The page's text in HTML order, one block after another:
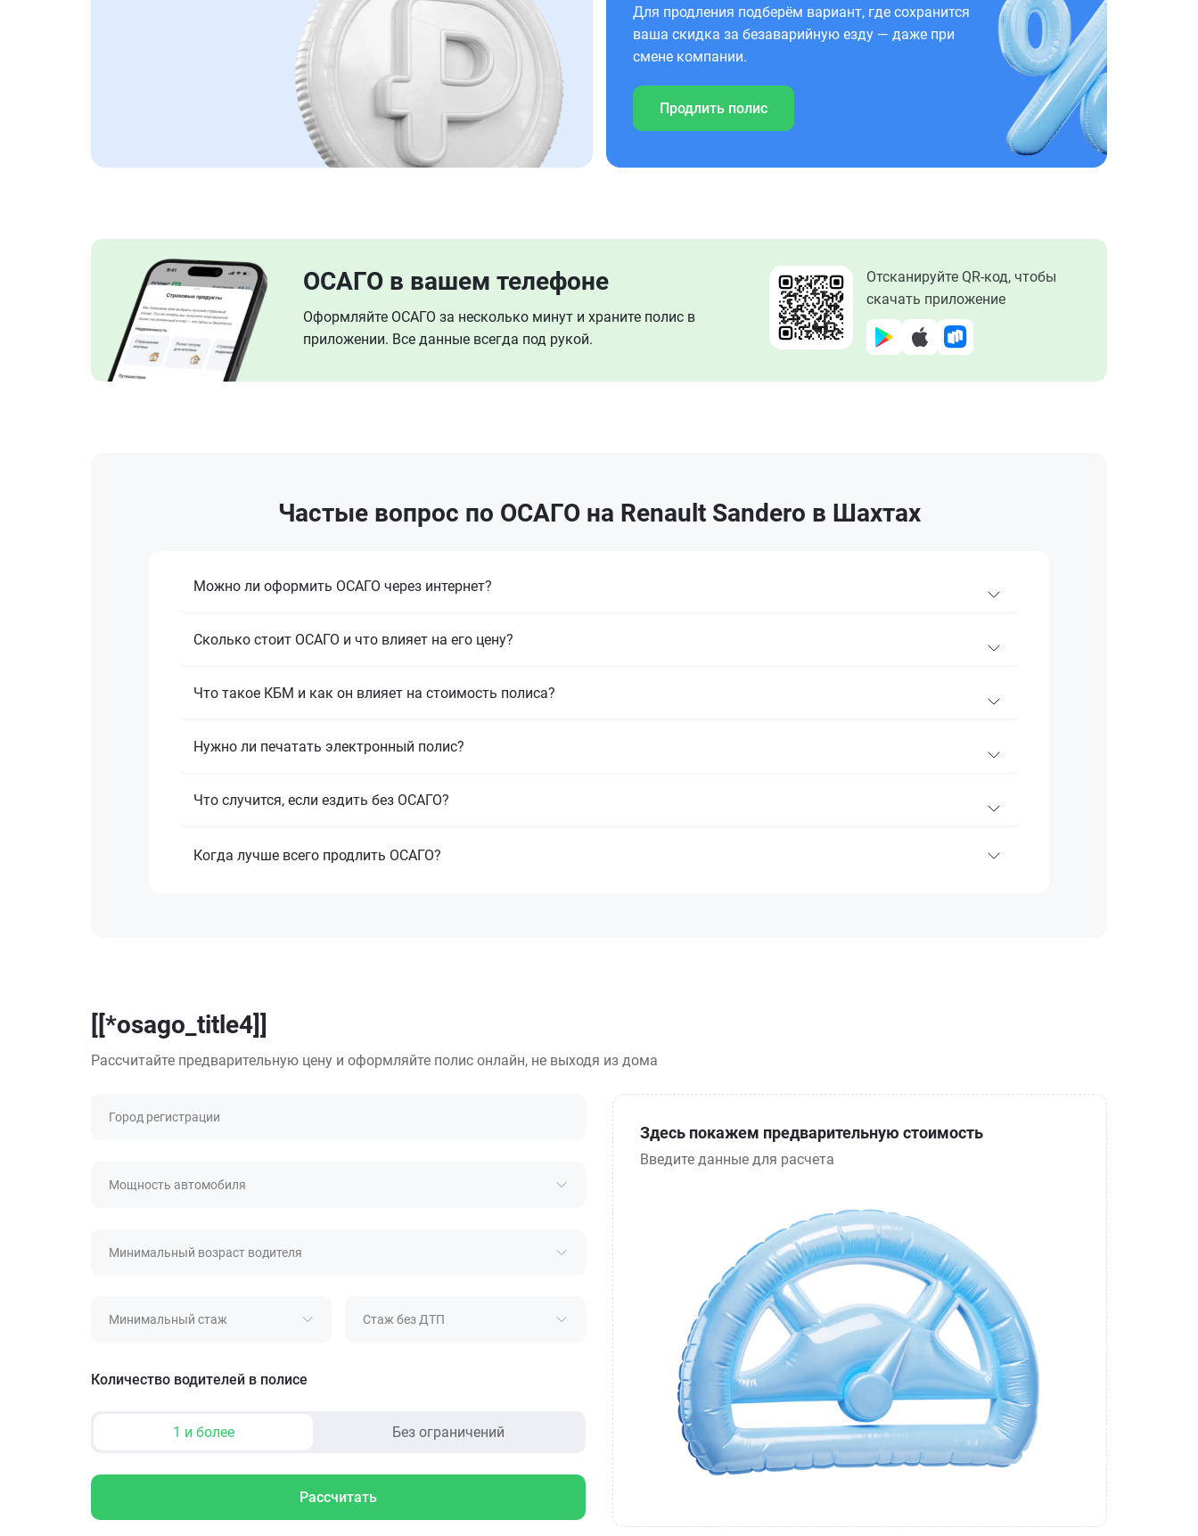
Для продления подберём вариант, где сохранится
ваша скидка за безаварийную езду — даже при
смене компании.
Продлить полис
ОСАГО в вашем телефоне
Оформляйте ОСАГО за несколько минут и храните полис в
приложении. Все данные всегда под рукой.
Отсканируйте QR-код, чтобы
скачать приложение
Частые вопрос по ОСАГО на Renault Sandero в Шахтах
Можно ли оформить ОСАГО через интернет?
Сколько стоит ОСАГО и что влияет на его цену?
Что такое КБМ и как он влияет на стоимость полиса?
Нужно ли печатать электронный полис?
Что случится, если ездить без ОСАГО?
Когда лучше всего продлить ОСАГО?
[[*osago_title4]]
Рассчитайте предварительную цену и оформляйте полис онлайн, не выходя из дома
Город регистрации
Мощность автомобиля
Минимальный возраст водителя
Минимальный стаж Стаж без ДТП
Количество водителей в полисе
1 и более Без ограничений
Рассчитать
Здесь покажем предварительную стоимость
Введите данные для расчета